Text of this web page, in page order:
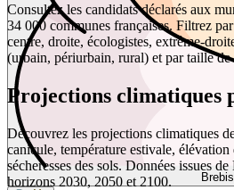
Consultez les candidats déclarés aux
34 000 communes françaises. Filtrez
centre, droite, écologistes, extrême-
(urbain, périurbain, rural) et par taille de
Projections climatiques
Découvrez les projections climatiques
canicule, température estivale,
sécheresses des sols. Données issues
horizons 2030, 2050 et 2100.